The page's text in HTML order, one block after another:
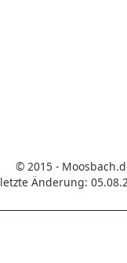
© 2015 -
letzte Änderung: